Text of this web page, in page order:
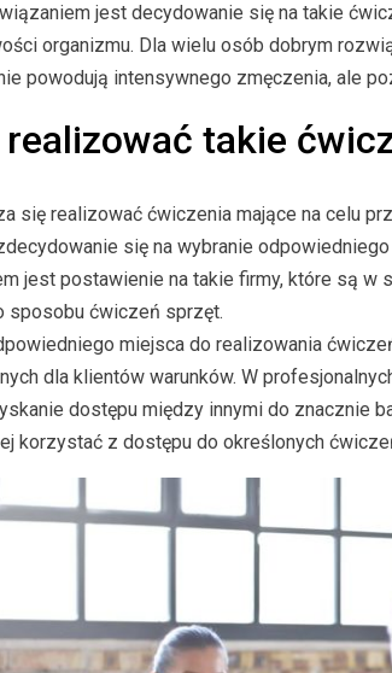
jest decydowanie się na takie
organizmu. Dla wielu osób dobrym
powodują intensywnego zmęczenia, ale
realizować takie
się realizować ćwiczenia mające na celu
się na wybranie
jest postawienie na takie firmy, które są w
sposobu ćwiczeń sprzęt.
miejsca do realizowania
dla klientów warunków. W
dostępu między innymi do znacznie
korzystać z dostępu do określonych